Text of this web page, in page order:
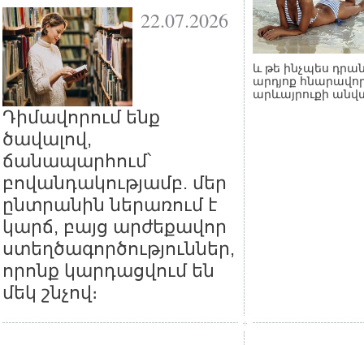
22.07.2026
Դիմավորում ենք
ծավալով,
ճանապարհում՝
բովանդակությամբ. մեր
ընտրանին ներառում է
կարճ, բայց արժեքավոր
ստեղծագործություններ,
որոնք կարդացվում են
մեկ շնչով։
և թե ինչպես
արդյոք
արևայրուքի